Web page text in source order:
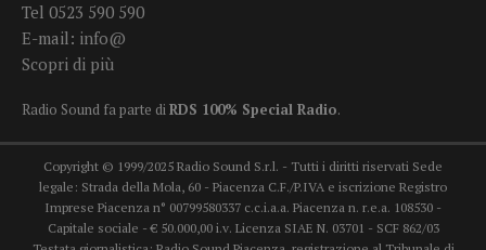
Tel 0523 590 590
E-mail: info@
Scopri di più
Radio Sound fa parte diRDS 100% Special Radio.
Copyright © 1999/2025 Radio Sound S.r.l. - Tutti i diritti riservati Sede
legale: Strada della Mola, 60 - Piacenza C.F./P.IVA e iscrizione Registro
Imprese Piacenza n° 00799580337 c.c.i.a.a. Piacenza n. r.e.a. 108530 -
Capitale sociale - € 50.000,00 i.v. Licenza SIAE N. 03701 - SCF 862/03